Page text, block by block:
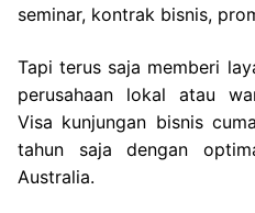
seminar, kontrak bisnis,
Tapi terus saja memberi
perusahaan lokal atau
Visa kunjungan bisnis
tahun saja dengan
Australia.